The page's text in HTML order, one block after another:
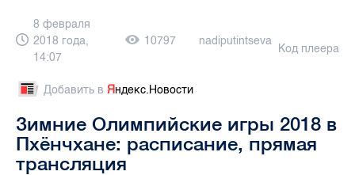
8 февраля
2018 года,
14:07
10797 nadiputintseva
Код плеера
Добавить в Яндекс.Новости
Зимние Олимпийские игры 2018 в
Пхёнчхане: расписание, прямая
трансляция